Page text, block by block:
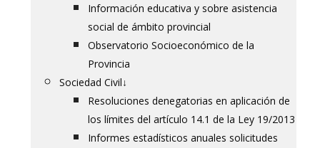
Información educativa y sobre asistencia
social de ámbito provincial
Observatorio Socioeconómico de la
Provincia
Sociedad Civil↓
Resoluciones denegatorias en aplicación de
los límites del artículo 14.1 de la Ley 19/2013
Informes estadísticos anuales solicitudes